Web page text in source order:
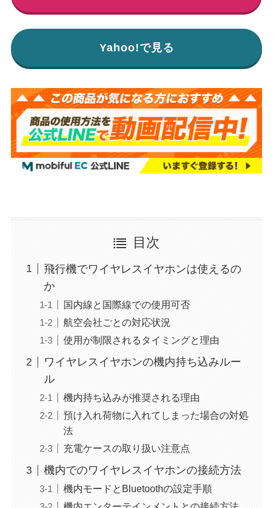
Yahoo!で見る
目次
飛行機でワイヤレスイヤホンは使えるの
か
国内線と国際線での使用可否
航空会社ごとの対応状況
使用が制限されるタイミングと理由
ワイヤレスイヤホンの機内持ち込みルー
ル
機内持ち込みが推奨される理由
預け入れ荷物に入れてしまった場合の対処
法
充電ケースの取り扱い注意点
機内でのワイヤレスイヤホンの接続方法
機内モードとBluetoothの設定手順